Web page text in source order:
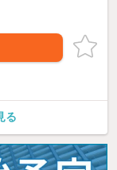
る